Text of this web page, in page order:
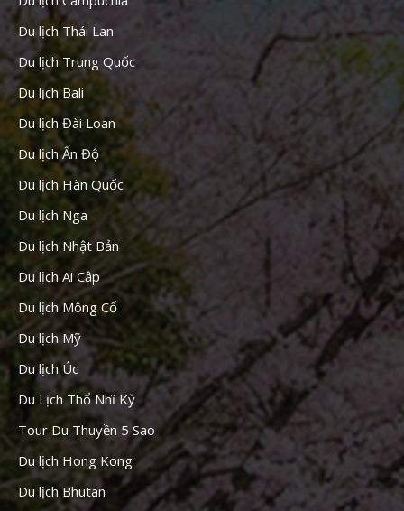
Du lịch Thái Lan
Du lịch Trung Quốc
Du lịch Bali
Du lịch Đài Loan
Du lịch Ấn Độ
Du lịch Hàn Quốc
Du lịch Nga
Du lịch Nhật Bản
Du lịch Ai Cập
Du lịch Mông Cổ
Du lịch Mỹ
Du lịch Úc
Du Lịch Thổ Nhĩ Kỳ
Tour Du Thuyền 5 Sao
Du lịch Hong Kong
Du lịch Bhutan